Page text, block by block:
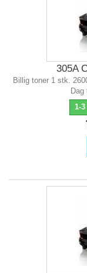
305A
Billig toner 1 stk.
1-